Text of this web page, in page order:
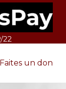
22
Faites un don